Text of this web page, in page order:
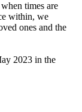
times are
within, we
ones and the
2023 in the